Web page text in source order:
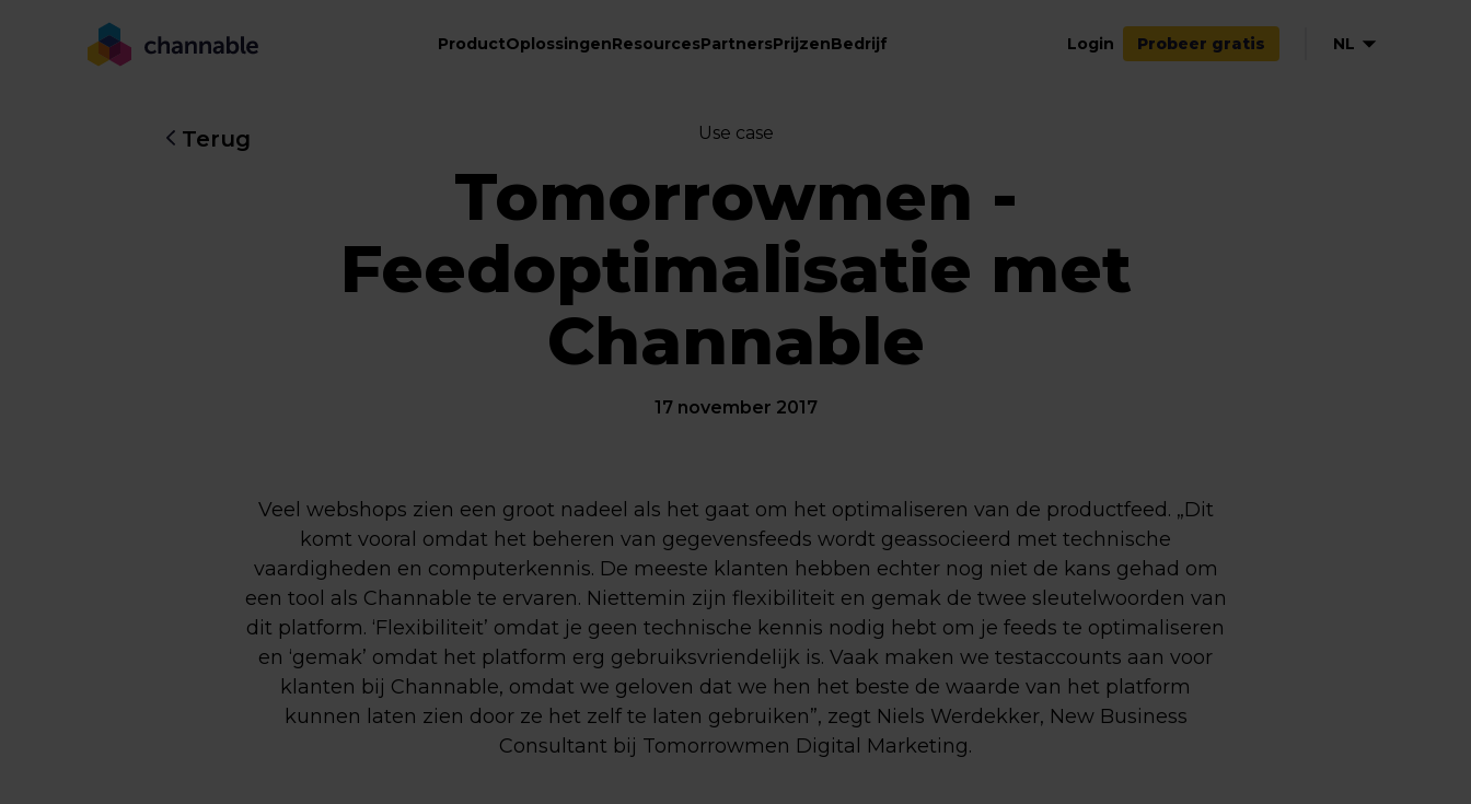
ProductOplossingenResourcesPartnersPrijzenBedrijf Login Probeer gratis NL
Terug Use case
Tomorrowmen -
Feedoptimalisatie met
Channable
17 november 2017
Veel webshops zien een groot nadeel als het gaat om het optimaliseren van de productfeed. „Dit
komt vooral omdat het beheren van gegevensfeeds wordt geassocieerd met technische
vaardigheden en computerkennis. De meeste klanten hebben echter nog niet de kans gehad om
een tool als Channable te ervaren. Niettemin zijn flexibiliteit en gemak de twee sleutelwoorden van
dit platform. ‘Flexibiliteit’ omdat je geen technische kennis nodig hebt om je feeds te optimaliseren
en ‘gemak’ omdat het platform erg gebruiksvriendelijk is. Vaak maken we testaccounts aan voor
klanten bij Channable, omdat we geloven dat we hen het beste de waarde van het platform
kunnen laten zien door ze het zelf te laten gebruiken”, zegt Niels Werdekker, New Business
Consultant bij Tomorrowmen Digital Marketing.